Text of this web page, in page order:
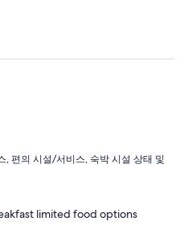
, 편의 시설/서비스, 숙박 시설 상태 및
limited food options